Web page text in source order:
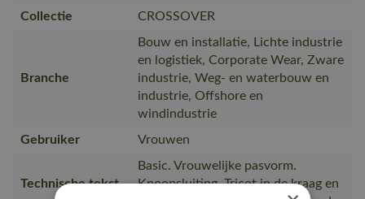
Collectie
CROSSOVER
Branche
Bouw en installatie, Lichte industrie
en logistiek, Corporate Wear, Zware
industrie, Weg- en waterbouw en
industrie, Offshore en
windindustrie
Gebruiker
Vrouwen
Technische tekst
Basic. Vrouwelijke pasvorm.
Knoopsluiting. Tricot in de kraag en